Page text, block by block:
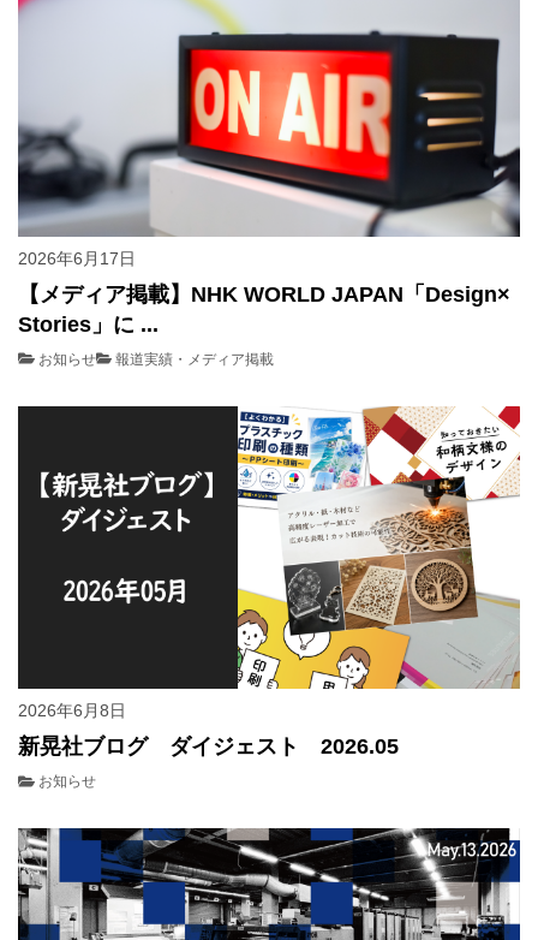
2026年6月17日
【メディア掲載】NHK WORLD JAPAN「Design×
Stories」に ...
お知らせ 報道実績・メディア掲載
2026年6月8日
新晃社ブログ ダイジェスト 2026.05
お知らせ